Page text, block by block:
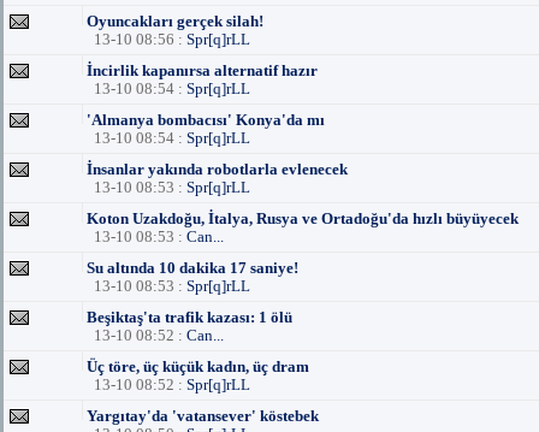
Oyuncakları gerçek silah!
13-10 08:56 : Spr[q]rLL
İncirlik kapanırsa alternatif hazır
13-10 08:54 : Spr[q]rLL
'Almanya bombacısı' Konya'da mı
13-10 08:54 : Spr[q]rLL
İnsanlar yakında robotlarla evlenecek
13-10 08:53 : Spr[q]rLL
Koton Uzakdoğu, İtalya, Rusya ve Ortadoğu'da hızlı büyüyecek
13-10 08:53 : Can...
Su altında 10 dakika 17 saniye!
13-10 08:53 : Spr[q]rLL
Beşiktaş'ta trafik kazası: 1 ölü
13-10 08:52 : Can...
Üç töre, üç küçük kadın, üç dram
13-10 08:52 : Spr[q]rLL
Yargıtay'da 'vatansever' köstebek